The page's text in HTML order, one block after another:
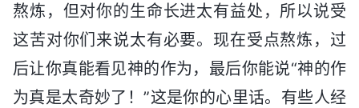
熬炼，但对你的生命长进太有益处，所以说受
这苦对你们来说太有必要。现在受点熬炼，过
后让你真能看见神的作为，最后你能说“神的作
为真是太奇妙了！”这是你的心里话。有些人经